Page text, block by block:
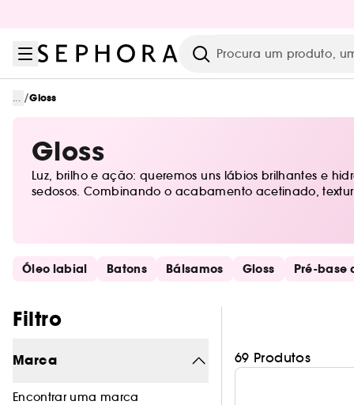
Pesquisar
... /Gloss
Gloss
Luz, brilho e ação: queremos uns lábios brilhantes e
sedosos. Combinando o acabamento acetinado,
Saltar os links rápidos
Óleo labial Batons Bálsamos Gloss Pré-base
Filtro
Marca
Encontrar uma marca
69 Produtos